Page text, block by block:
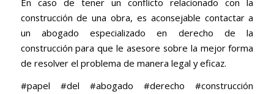
construcción de una obra, es aconsejable contactar a
un abogado especializado en derecho de la
construcción para que le asesore sobre la mejor forma
de resolver el problema de manera legal y eficaz.
#papel #del #abogado #derecho #construcción